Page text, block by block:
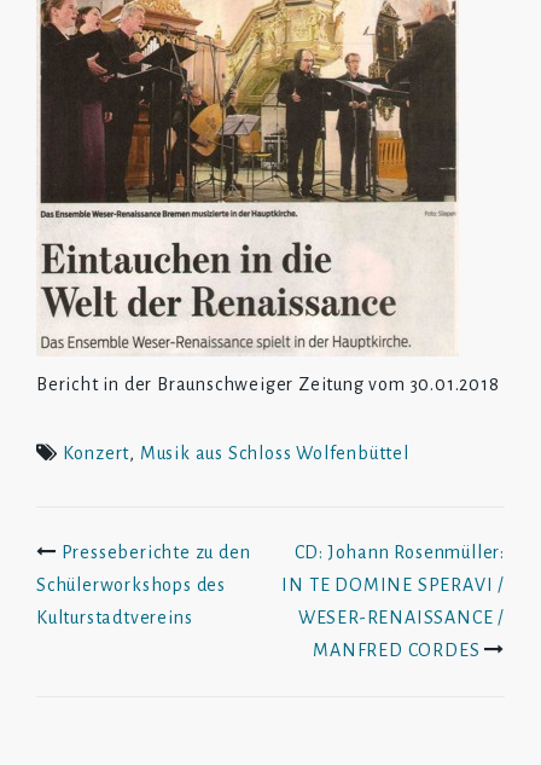
Bericht in der Braunschweiger Zeitung vom 30.01.2018
Konzert, Musik aus Schloss Wolfenbüttel
Beitrags-
Navigation
Presseberichte zu den
Schülerworkshops des
Kulturstadtvereins
CD: Johann Rosenmüller:
IN TE DOMINE SPERAVI /
WESER-RENAISSANCE /
MANFRED CORDES